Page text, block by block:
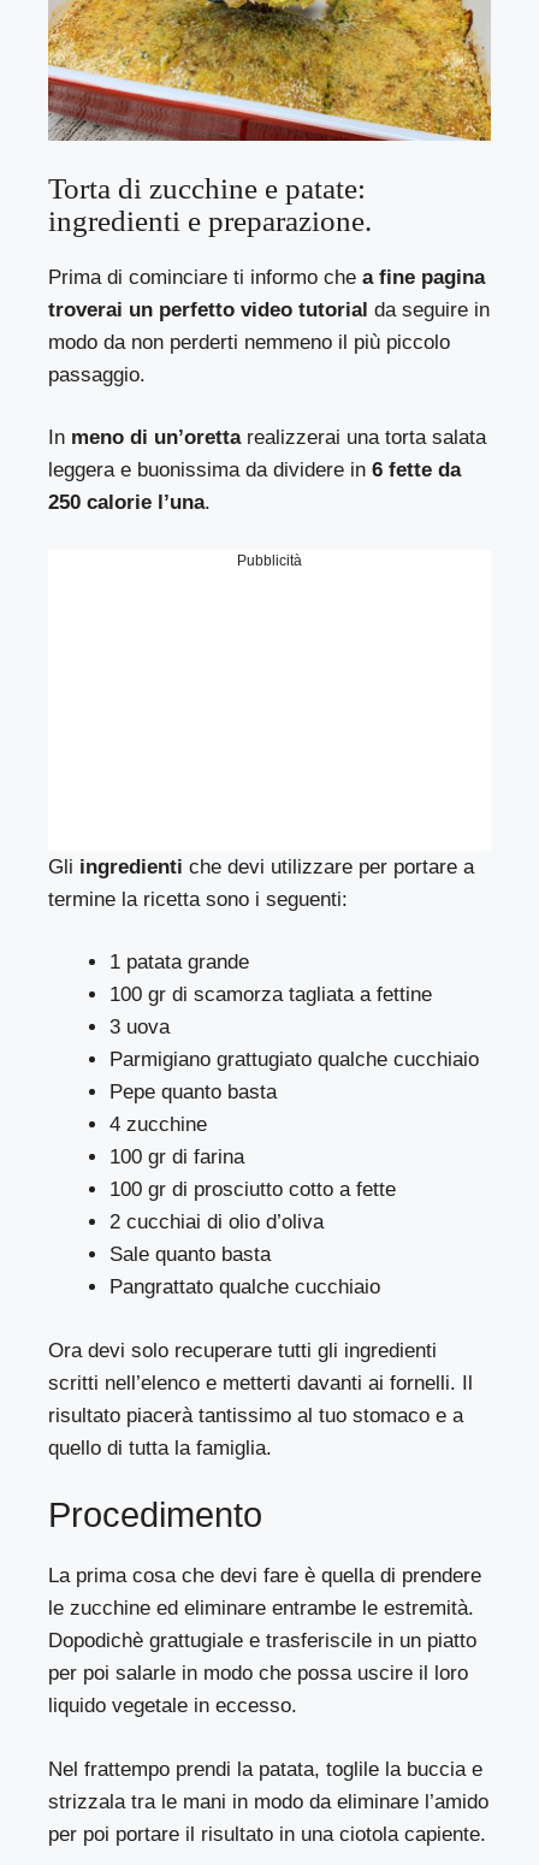
Torta di zucchine e patate:
ingredienti e preparazione.
Prima di cominciare ti informo chea fine pagina
troverai un perfetto video tutorial da seguire in
modo da non perderti nemmeno il più piccolo
passaggio.
In meno di un’orettarealizzerai una torta salata
leggera e buonissima da dividere in6 fette da
250 calorie l’una.
Pubblicità
Gli ingredienti che devi utilizzare per portare a
termine la ricetta sono i seguenti:
1 patata grande
100 gr di scamorza tagliata a fettine
3 uova
Parmigiano grattugiato qualche cucchiaio
Pepe quanto basta
4 zucchine
100 gr di farina
100 gr di prosciutto cotto a fette
2 cucchiai di olio d’oliva
Sale quanto basta
Pangrattato qualche cucchiaio
Ora devi solo recuperare tutti gli ingredienti
scritti nell’elenco e metterti davanti ai fornelli. Il
risultato piacerà tantissimo al tuo stomaco e a
quello di tutta la famiglia.
Procedimento
La prima cosa che devi fare è quella di prendere
le zucchine ed eliminare entrambe le estremità.
Dopodichè grattugiale e trasferiscile in un piatto
per poi salarle in modo che possa uscire il loro
liquido vegetale in eccesso.
Nel frattempo prendi la patata, toglile la buccia e
strizzala tra le mani in modo da eliminare l’amido
per poi portare il risultato in una ciotola capiente.